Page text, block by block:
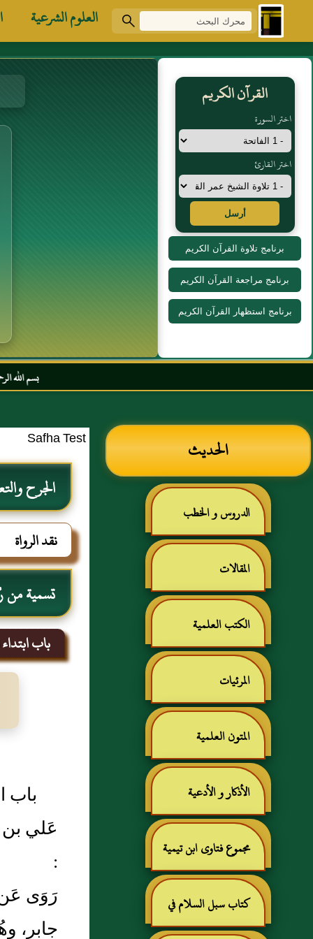
العلوم الشرعية
القرآن الكريم
اختر السورة
اختر القارئ
أرسل
برنامج تلاوة القرآن الكريم
برنامج مراجعة القرآن الكريم
برنامج استظهار القرآن الكريم
بسم الله الرحمن الرحيم
الحديث
الدروس و الخطب
المقالات
الكتب العلمية
المرئيات
المتون العلمية
الأذكار و الأدعية
مجموع فتاوى ابن تيمية
كتاب سبل السلام في
Safha Test
الجرح
نقد الرواة
تسمية من
باب
باب
عَلي بن
:
رَوَى
جابر،